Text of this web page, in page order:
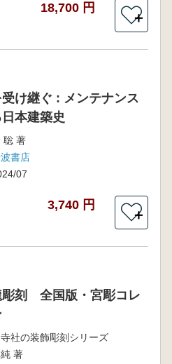
18,700 円
＋
け継ぐ : メンテナンス
本建築史
聡 著
書店
07
3,740 円
＋
彫刻 全国版・宮彫コレ
寺社の装飾彫刻シリーズ
著